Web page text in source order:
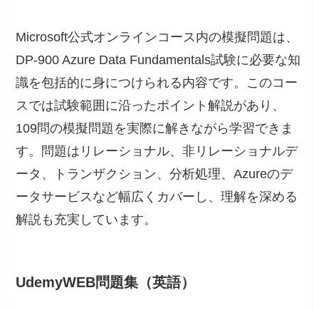
Microsoft公式オンラインコース内の模擬問題は、
DP-900 Azure Data Fundamentals試験に必要な知
識を包括的に身につけられる内容です。このコー
スでは試験範囲に沿ったポイント解説があり、
109問の模擬問題を実際に解きながら学習できま
す。問題はリレーショナル、非リレーショナルデ
ータ、トランザクション、分析処理、Azureのデ
ータサービスなど幅広くカバーし、理解を深める
解説も充実しています。
UdemyWEB問題集（英語）